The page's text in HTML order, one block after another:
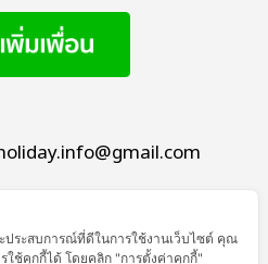
ประสบการณ์ที่ดีในการใช้งานเว็บไซต์ คุณ
ใช้คุกกี้ได้ โดยคลิก "การตั้งค่าคุกกี้"